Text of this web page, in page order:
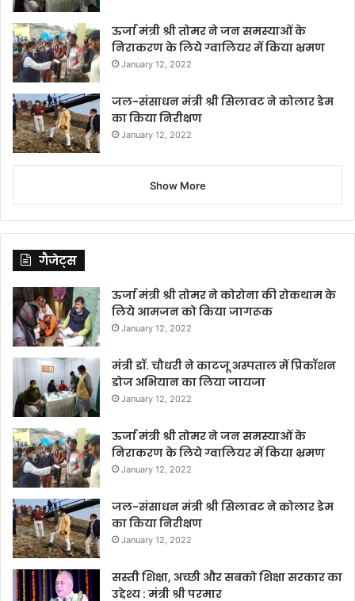
ऊर्जा मंत्री श्री तोमर ने जन समस्याओं के
निराकरण के लिये ग्वालियर में किया भ्रमण
January 12, 2022
जल-संसाधन मंत्री श्री सिलावट ने कोलार डेम
का किया निरीक्षण
January 12, 2022
Show More
गैजेट्स
ऊर्जा मंत्री श्री तोमर ने कोरोना की रोकथाम के
लिये आमजन को किया जागरूक
January 12, 2022
मंत्री डॉ. चौधरी ने काटजू अस्पताल में प्रिकॉशन
डोज अभियान का लिया जायजा
January 12, 2022
ऊर्जा मंत्री श्री तोमर ने जन समस्याओं के
निराकरण के लिये ग्वालियर में किया भ्रमण
January 12, 2022
जल-संसाधन मंत्री श्री सिलावट ने कोलार डेम
का किया निरीक्षण
January 12, 2022
सस्ती शिक्षा, अच्छी और सबको शिक्षा सरकार का
उद्देश्य : मंत्री श्री परमार